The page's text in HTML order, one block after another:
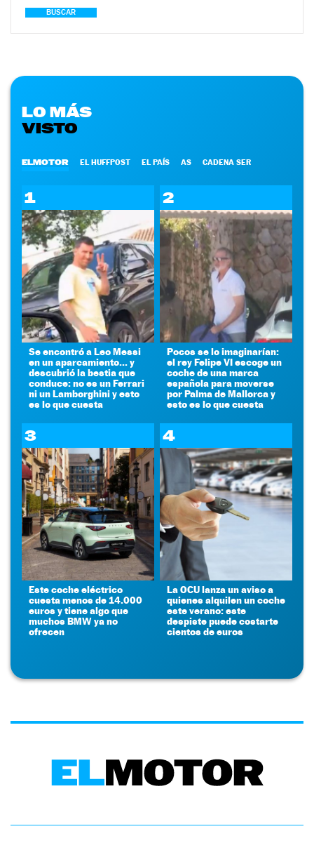
BUSCAR
LO MÁS
VISTO
ELMOTOR EL HUFFPOST EL PAÍS AS CADENA SER
1
Se encontró a Leo Messi
en un aparcamiento... y
descubrió la bestia que
conduce: no es un Ferrari
ni un Lamborghini y esto
es lo que cuesta
2
Pocos se lo imaginarían:
el rey Felipe VI escoge un
coche de una marca
española para moverse
por Palma de Mallorca y
esto es lo que cuesta
3
Este coche eléctrico
cuesta menos de 14.000
euros y tiene algo que
muchos BMW ya no
ofrecen
4
La OCU lanza un aviso a
quienes alquilen un coche
este verano: este
despiste puede costarte
cientos de euros